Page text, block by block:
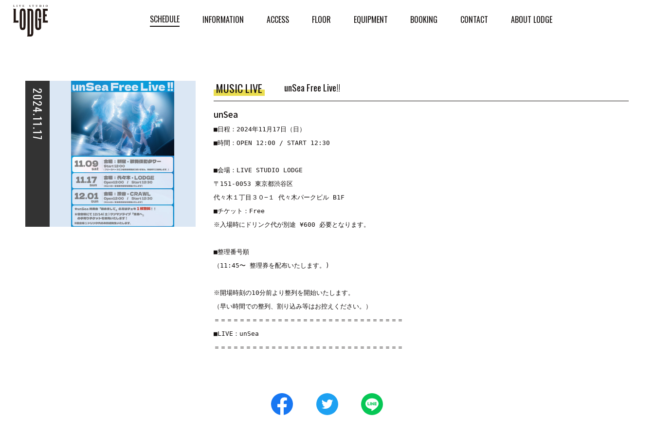
SCHEDULE INFORMATION ACCESS FLOOR EQUIPMENT BOOKING CONTACT ABOUT LODGE
2024.11.17 MUSIC LIVE unSea Free Live!!
unSea
■日程：2024年11月17日（日）
■時間：OPEN 12:00 / START 12:30
■会場：LIVE STUDIO LODGE
〒151-0053 東京都渋谷区
代々木１丁目３０−１ 代々木パークビル B1F
■チケット：Free
※入場時にドリンク代が別途 ¥600 必要となります。
■整理番号順
（11:45〜 整理券を配布いたします。)
※開場時刻の10分前より整列を開始いたします。
（早い時間での整列、割り込み等はお控えください。）
＝＝＝＝＝＝＝＝＝＝＝＝＝＝＝＝＝＝＝＝＝＝＝＝＝＝＝＝＝＝
■LIVE： unSea
＝＝＝＝＝＝＝＝＝＝＝＝＝＝＝＝＝＝＝＝＝＝＝＝＝＝＝＝＝＝